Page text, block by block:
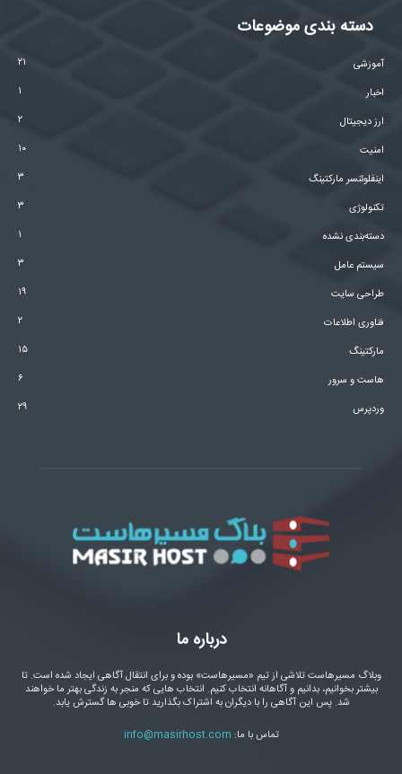
دسته بندی موضوعات
آموزشی
۲۱
اخبار
۱
ارز دیجیتال
۲
امنیت
۱۰
اینفلوئنسر مارکتینگ
۳
تکنولوژی
۳
دسته‌بندی نشده
۱
سیستم عامل
۳
طراحی سایت
۱۹
فناوری اطلاعات
۲
مارکتینگ
۱۵
هاست و سرور
۶
وردپرس
۲۹
درباره ما
وبلاگ مسیرهاست تلاشی از تیم «مسیرهاست» بوده و برای انتقال آگاهی ایجاد شده است. تا
بیشتر بخوانیم، بدانیم و آگاهانه انتخاب کنیم. انتخاب هایی که منجر به زندگی بهتر ما خواهند
شد. پس این آگاهی را با دیگران به اشتراک بگذارید تا خوبی ها گسترش یابد.
تماس با ما: info@masirhost.com